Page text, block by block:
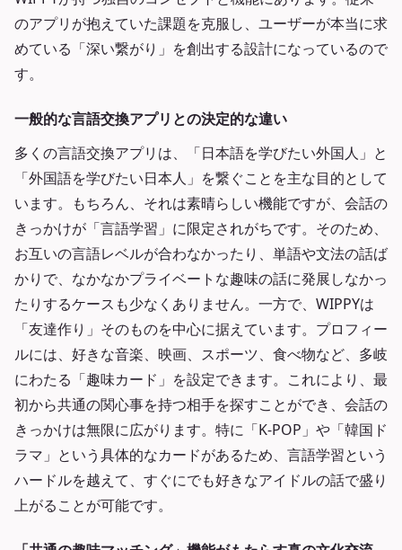
のアプリが抱えていた課題を克服し、ユーザーが本当に求
めている「深い繋がり」を創出する設計になっているので
す。
一般的な言語交換アプリとの決定的な違い
多くの言語交換アプリは、「日本語を学びたい外国人」と
「外国語を学びたい日本人」を繋ぐことを主な目的として
います。もちろん、それは素晴らしい機能ですが、会話の
きっかけが「言語学習」に限定されがちです。そのため、
お互いの言語レベルが合わなかったり、単語や文法の話ば
かりで、なかなかプライベートな趣味の話に発展しなかっ
たりするケースも少なくありません。一方で、WIPPYは
「友達作り」そのものを中心に据えています。プロフィー
ルには、好きな音楽、映画、スポーツ、食べ物など、多岐
にわたる「趣味カード」を設定できます。これにより、最
初から共通の関心事を持つ相手を探すことができ、会話の
きっかけは無限に広がります。特に「K-POP」や「韓国ド
ラマ」という具体的なカードがあるため、言語学習という
ハードルを越えて、すぐにでも好きなアイドルの話で盛り
上がることが可能です。